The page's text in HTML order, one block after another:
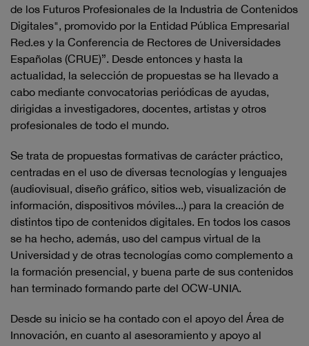
de los Futuros Profesionales de la Industria de Contenidos
Digitales", promovido por la Entidad Pública Empresarial
Red.es y la Conferencia de Rectores de Universidades
Españolas (CRUE)”. Desde entonces y hasta la
actualidad, la selección de propuestas se ha llevado a
cabo mediante convocatorias periódicas de ayudas,
dirigidas a investigadores, docentes, artistas y otros
profesionales de todo el mundo.
Se trata de propuestas formativas de carácter práctico,
centradas en el uso de diversas tecnologías y lenguajes
(audiovisual, diseño gráfico, sitios web, visualización de
información, dispositivos móviles...) para la creación de
distintos tipo de contenidos digitales. En todos los casos
se ha hecho, además, uso del campus virtual de la
Universidad y de otras tecnologías como complemento a
la formación presencial, y buena parte de sus contenidos
han terminado formando parte del OCW-UNIA.
Desde su inicio se ha contado con el apoyo del Área de
Innovación, en cuanto al asesoramiento y apoyo al